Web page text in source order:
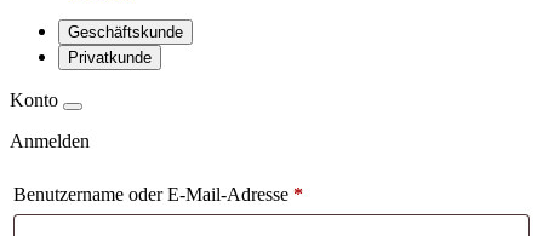
Geschäftskunde
Privatkunde
Konto
Anmelden
Benutzername oder E-Mail-Adresse *